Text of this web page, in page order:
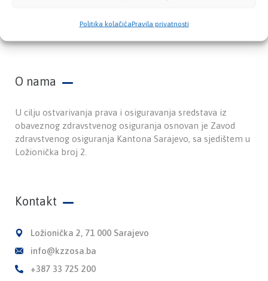
Politika kolačićaPravila privatnosti
O nama
U cilju ostvarivanja prava i osiguravanja sredstava iz
obaveznog zdravstvenog osiguranja osnovan je Zavod
zdravstvenog osiguranja Kantona Sarajevo, sa sjedištem u
Ložionička broj 2.
Kontakt
Ložionička 2, 71 000 Sarajevo
info@kzzosa.ba
+387 33 725 200